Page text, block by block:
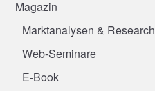
Magazin
Marktanalysen & Research
Web-Seminare
E-Book